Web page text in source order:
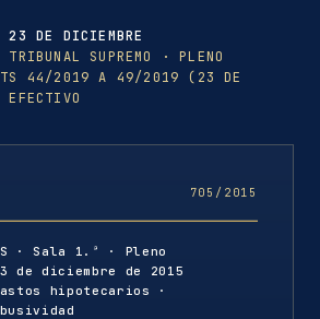
DE DICIEMBRE
SUPREMO · PLENO
STS 44/2019 A 49/2019 (23 DE
EFECTIVO
705/2015
· Sala 1.ª · Pleno
de diciembre de 2015
hipotecarios ·